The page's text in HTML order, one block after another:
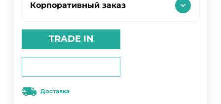
Корпоративный заказ
TRADE IN
Доставка